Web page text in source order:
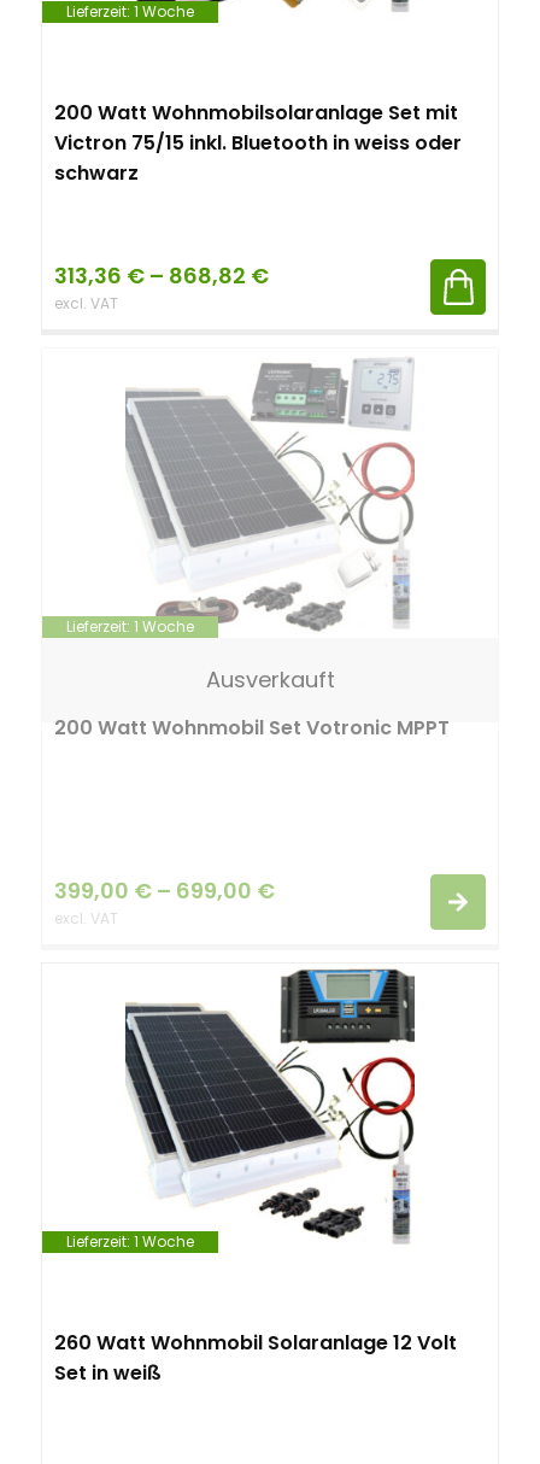
Lieferzeit: 1 Woche
200 Watt Wohnmobilsolaranlage Set mit
Victron 75/15 inkl. Bluetooth in weiss oder
schwarz
313,36 € – 868,82 €
excl. VAT
Lieferzeit: 1 Woche
Ausverkauft
200 Watt Wohnmobil Set Votronic MPPT
399,00 € – 699,00 €
excl. VAT
Lieferzeit: 1 Woche
260 Watt Wohnmobil Solaranlage 12 Volt
Set in weiß